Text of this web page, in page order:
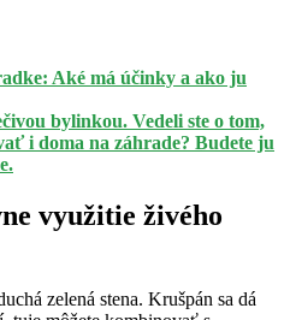
Aké má účinky a ako ju
bylinkou. Vedeli ste o tom,
i doma na záhrade? Budete ju
využitie živého
zelená stena. Krušpán sa dá